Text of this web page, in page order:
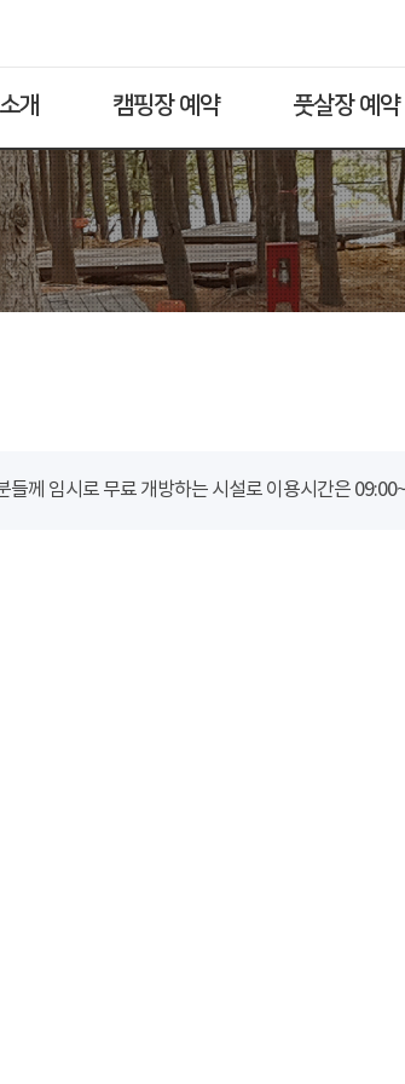
개 캠핑장 예약 풋살장 예약
들께 임시로 무료 개방하는 시설로 이용시간은